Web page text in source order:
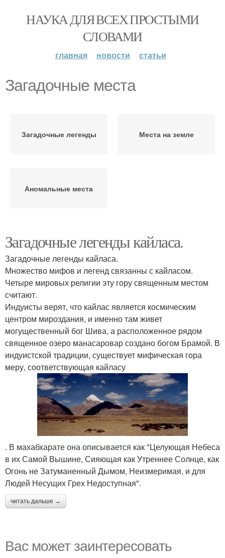
НАУКА ДЛЯ ВСЕХ ПРОСТЫМИ
СЛОВАМИ
главная новости статьи
Загадочные места
Загадочные легенды Места на земле
Аномальные места
Загадочные легенды кайласа.
Загадочные легенды кайласа.
Множество мифов и легенд связанны с кайласом.
Четыре мировых религии эту гору священным местом
считают.
Индуисты верят, что кайлас является космическим
центром мироздания, и именно там живет
могущественный бог Шива, а расположенное рядом
священное озеро манасаровар создано богом Брамой. В
индуистской традиции, существует мифическая гора
меру, соответствующая кайласу
. В махабхарате она описывается как "Целующая Небеса
в их Самой Вышине, Сияющая как Утреннее Солнце, как
Огонь не Затуманенный Дымом, Неизмеримая, и для
Людей Несущих Грех Недоступная".
читать дальше →
Вас может заинтересовать